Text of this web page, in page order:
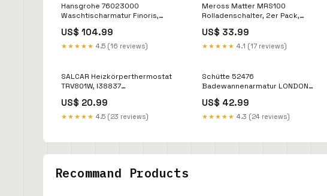
Hansgrohe 76023000
Waschtischarmatur Finoris,
I38484 143 cm
US$ 104.99
★★★★★ 4.5 (16 reviews)
Meross Matter MRS100
Rolladenschalter, 2er Pack,
US$ 33.99
★★★★★ 4.1 (17 reviews)
SALCAR Heizkörperthermostat
TRV801W, I38837
US$ 20.99
★★★★★ 4.5 (23 reviews)
Schütte 52476
Badewannenarmatur LONDON
Polsterstaubsauger
US$ 42.99
★★★★★ 4.3 (24 reviews)
Recommand Products